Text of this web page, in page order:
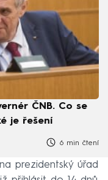
ČNB. Co se
je řešení
6 min čtení
prezidentský úřad